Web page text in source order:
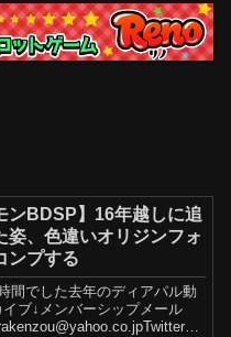
ンBDSP】16年越しに追
姿、色違いオリジンフォ
ンプする
間でした去年のディアパル動
ブ↓メンバーシップメール